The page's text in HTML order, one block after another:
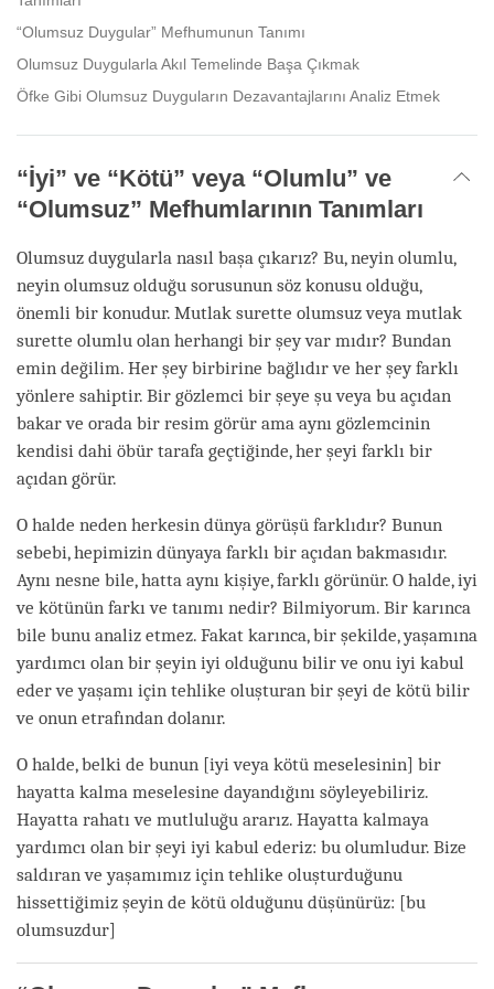
“Olumsuz Duygular” Mefhumunun Tanımı
Olumsuz Duygularla Akıl Temelinde Başa Çıkmak
Öfke Gibi Olumsuz Duyguların Dezavantajlarını Analiz Etmek
“İyi” ve “Kötü” veya “Olumlu” ve
“Olumsuz” Mefhumlarının Tanımları
Olumsuz duygularla nasıl başa çıkarız? Bu, neyin olumlu,
neyin olumsuz olduğu sorusunun söz konusu olduğu,
önemli bir konudur. Mutlak surette olumsuz veya mutlak
surette olumlu olan herhangi bir şey var mıdır? Bundan
emin değilim. Her şey birbirine bağlıdır ve her şey farklı
yönlere sahiptir. Bir gözlemci bir şeye şu veya bu açıdan
bakar ve orada bir resim görür ama aynı gözlemcinin
kendisi dahi öbür tarafa geçtiğinde, her şeyi farklı bir
açıdan görür.
O halde neden herkesin dünya görüşü farklıdır? Bunun
sebebi, hepimizin dünyaya farklı bir açıdan bakmasıdır.
Aynı nesne bile, hatta aynı kişiye, farklı görünür. O halde, iyi
ve kötünün farkı ve tanımı nedir? Bilmiyorum. Bir karınca
bile bunu analiz etmez. Fakat karınca, bir şekilde, yaşamına
yardımcı olan bir şeyin iyi olduğunu bilir ve onu iyi kabul
eder ve yaşamı için tehlike oluşturan bir şeyi de kötü bilir
ve onun etrafından dolanır.
O halde, belki de bunun [iyi veya kötü meselesinin] bir
hayatta kalma meselesine dayandığını söyleyebiliriz.
Hayatta rahatı ve mutluluğu ararız. Hayatta kalmaya
yardımcı olan bir şeyi iyi kabul ederiz: bu olumludur. Bize
saldıran ve yaşamımız için tehlike oluşturduğunu
hissettiğimiz şeyin de kötü olduğunu düşünürüz: [bu
olumsuzdur]